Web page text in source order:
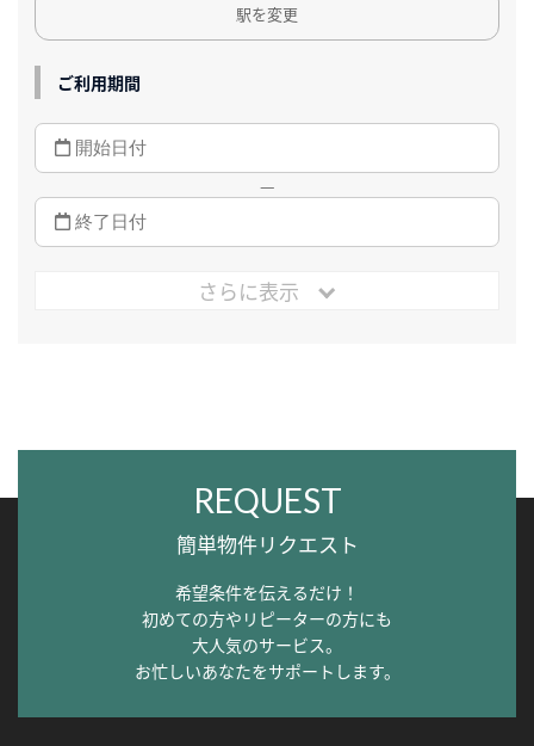
駅を変更
ご利用期間
—
さらに表示
REQUEST
簡単物件リクエスト
希望条件を伝えるだけ！
初めての方やリピーターの方にも
大人気のサービス。
お忙しいあなたをサポートします。